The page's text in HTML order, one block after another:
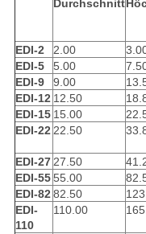
Durchschnitt
EDI-2 2.00
EDI-5
5.00
EDI-9
9.00
EDI-12 12.50
EDI-15 15.00
EDI-2222.50
EDI-2727.50
EDI-5555.00
EDI-8282.50
EDI-
110
110.00